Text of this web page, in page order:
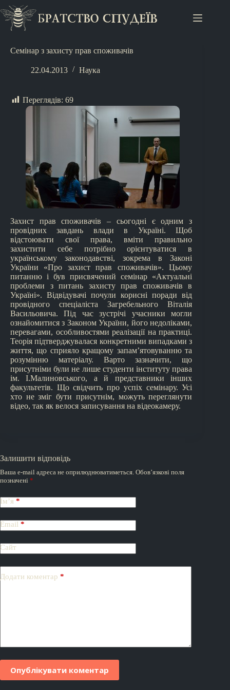
Семінар з захисту прав споживачів
22.04.2013 Наука
Переглядів: 69
Захист прав споживачів – сьогодні є одним з
провідних завдань влади в Україні. Щоб
відстоювати свої права, вміти правильно
захистити себе потрібно орієнтуватися в
українському законодавстві, зокрема в Законі
України «Про захист прав споживачів». Цьому
питанню і був присвячений семінар «Актуальні
проблеми з питань захисту прав споживачів в
Україні». Відвідувачі почули корисні поради від
провідного спеціаліста Загребельного Віталія
Васильовича. Під час зустрічі учасники могли
ознайомитися з Законом України, його недоліками,
перевагами, особливостями реалізації на практиці.
Теорія підтверджувалася конкретними випадками з
життя, що сприяло кращому запам’ятовуванню та
розумінню матеріалу. Варто зазначити, що
присутніми були не лише студенти інституту права
ім. І.Малиновського, а й представники інших
факультетів. Що свідчить про успіх семінару. Усі
хто не зміг бути присутнім, можуть переглянути
відео, так як велося записування на відеокамеру.
Залишити відповідь
Ваша e-mail адреса не оприлюднюватиметься. Обов’язкові поля
позначені *
Ім’я *
Email *
Сайт
Додати коментар *
Опублікувати коментар